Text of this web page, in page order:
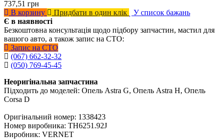
737,51 грн
В корзину
Придбати в один клік
У список бажань
Є в наявності
Безкоштовна консультація щодо підбору запчастин, мастил для
вашого авто, а також запис на СТО:
Запис на СТО
(067) 662-32-32
(050) 769-45-45
Неоригінальна запчастина
Підходить до моделей: Опель Astra G, Опель Astra H, Опель
Corsa D
Оригінальний номер: 1338423
Номер виробника: TH6251.92J
Виробник: VERNET